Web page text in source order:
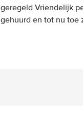
geregeld Vriendelijk
gehuurd en tot nu toe